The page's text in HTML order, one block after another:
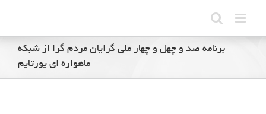
برنامه صد و چهل و چهار ملی گرایان مردم گرا از شبکه
ماهواره ای یورتایم